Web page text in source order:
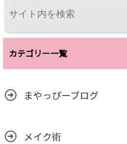
カテゴリー一覧
まやっぴーブログ
メイク術